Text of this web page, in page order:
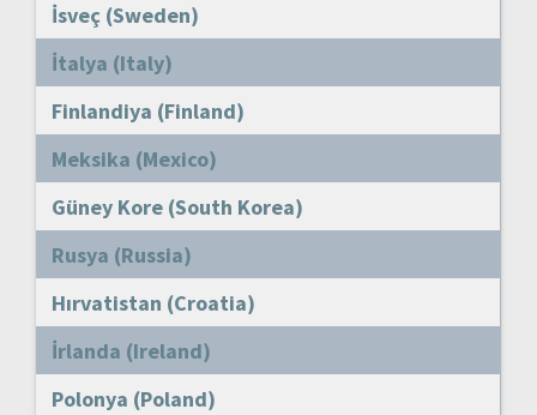
İsveç (Sweden)
İtalya (Italy)
Finlandiya (Finland)
Meksika (Mexico)
Güney Kore (South Korea)
Rusya (Russia)
Hırvatistan (Croatia)
İrlanda (Ireland)
Polonya (Poland)